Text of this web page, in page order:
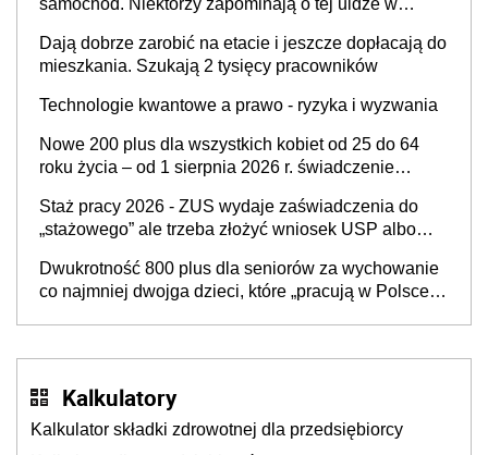
samochód. Niektórzy zapominają o tej uldze w
Dają dobrze zarobić na etacie i jeszcze dopłacają do
mieszkania. Szukają 2 tysięcy pracowników
Technologie kwantowe a prawo - ryzyka i wyzwania
Nowe 200 plus dla wszystkich kobiet od 25 do 64
roku życia – od 1 sierpnia 2026 r. świadczenie
Staż pracy 2026 - ZUS wydaje zaświadczenia do
„stażowego” ale trzeba złożyć wniosek USP albo
zaświadczenie z ZUS?
Dwukrotność 800 plus dla seniorów za wychowanie
co najmniej dwojga dzieci, które „pracują w Polsce i
Kalkulatory
Kalkulator składki zdrowotnej dla przedsiębiorcy